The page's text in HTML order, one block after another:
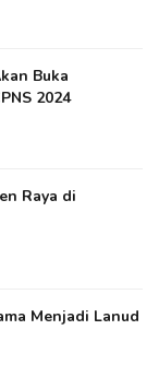
Buka
2024
Raya di
Menjadi Lanud